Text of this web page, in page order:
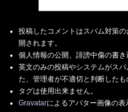
投稿したコメントはスパム対策
開されます。
個人情報の公開、誹謗中傷の書き
英文のみの投稿やシステムがス
た、管理者が不適切と判断したも
タグは使用出来ません。
Gravatarによるアバター画像の表